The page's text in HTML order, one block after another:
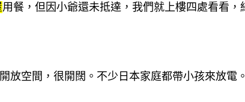
用餐，但因小爺還未抵達，我們就上樓四處看看
放空間，很開闊。不少日本家庭都帶小孩來放